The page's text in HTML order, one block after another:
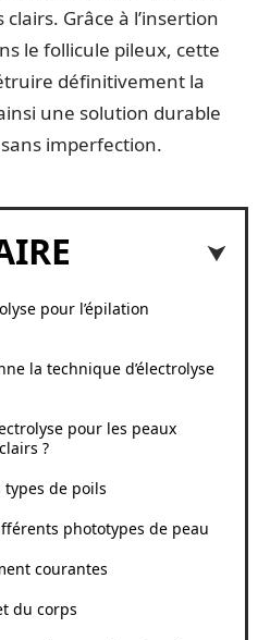
clairs. Grâce à l’insertion
le follicule pileux, cette
définitivement la
une solution durable
imperfection.
pour l’épilation
la technique d’électrolyse
pour les peaux
?
types de poils
phototypes de peau
courantes
du corps